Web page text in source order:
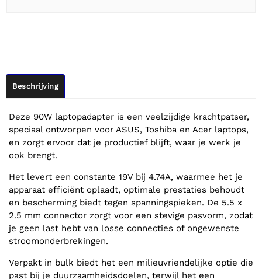
Beschrijving
Deze 90W laptopadapter is een veelzijdige krachtpatser,
speciaal ontworpen voor ASUS, Toshiba en Acer laptops,
en zorgt ervoor dat je productief blijft, waar je werk je
ook brengt.
Het levert een constante 19V bij 4.74A, waarmee het je
apparaat efficiënt oplaadt, optimale prestaties behoudt
en bescherming biedt tegen spanningspieken. De 5.5 x
2.5 mm connector zorgt voor een stevige pasvorm, zodat
je geen last hebt van losse connecties of ongewenste
stroomonderbrekingen.
Verpakt in bulk biedt het een milieuvriendelijke optie die
past bij je duurzaamheidsdoelen, terwijl het een